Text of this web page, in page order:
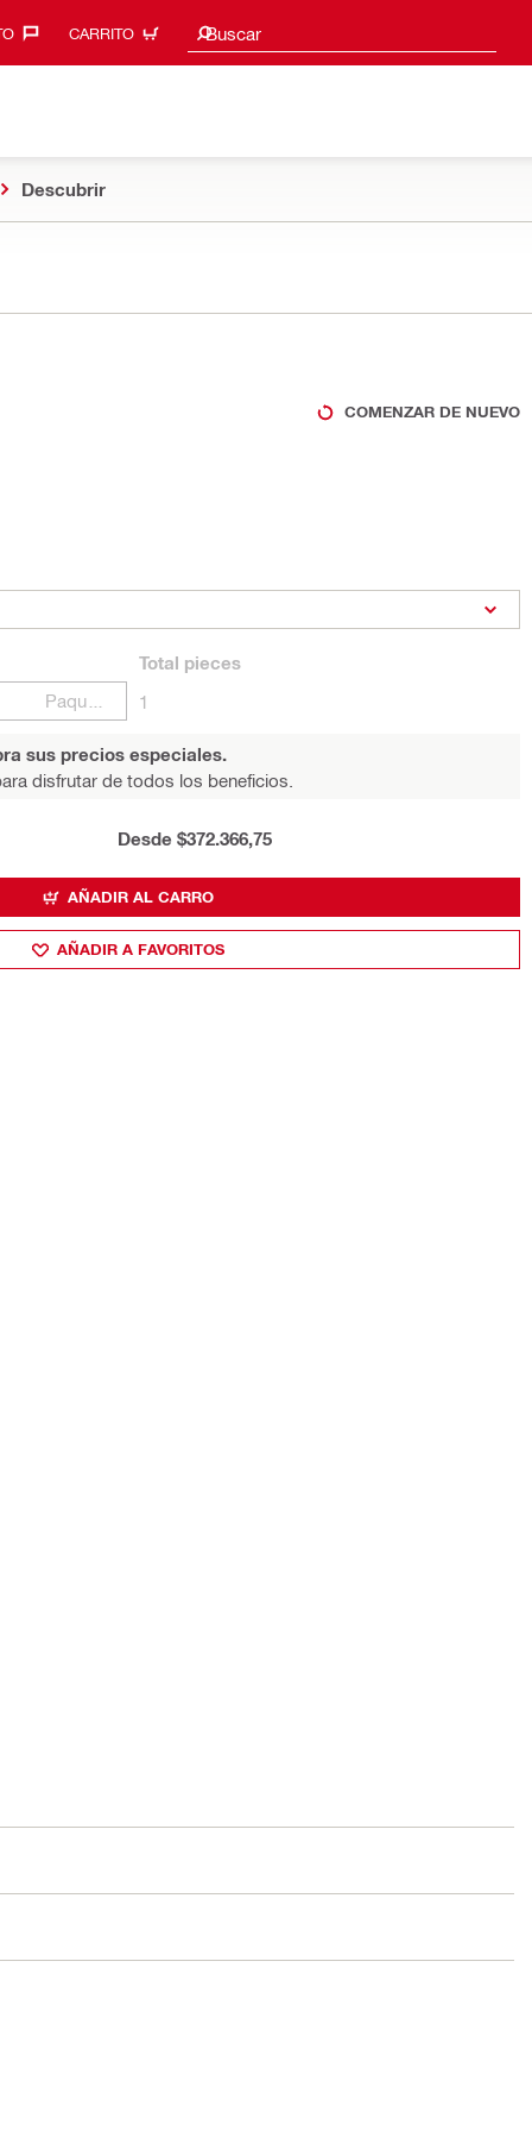
CARRITO Buscar
Sugerencias de búsqueda
Descubrir
COMENZAR DE NUEVO
Paquetes
Total pieces
1
sus precios especiales.
disfrutar de todos los beneficios.
Desde $372.366,75
AÑADIR AL CARRO
AÑADIR A FAVORITOS